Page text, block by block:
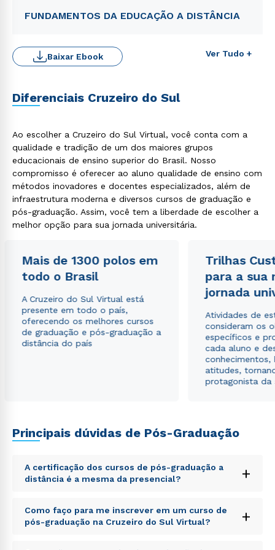
FUNDAMENTOS DA EDUCAÇÃO A DISTÂNCIA
Ver Tudo +
Baixar Ebook
Diferenciais Cruzeiro do Sul
Ao escolher a Cruzeiro do Sul Virtual, você conta com a
qualidade e tradição de um dos maiores grupos
educacionais de ensino superior do Brasil. Nosso
compromisso é oferecer ao aluno qualidade de ensino com
métodos inovadores e docentes especializados, além de
infraestrutura moderna e diversos cursos de graduação e
pós-graduação. Assim, você tem a liberdade de escolher a
melhor opção para sua jornada universitária.
Mais de 1300 polos em
todo o Brasil
A Cruzeiro do Sul Virtual está
presente em todo o país,
oferecendo os melhores cursos
de graduação e pós-graduação a
distância do país
Trilhas
para a sua
jornada
Atividades de
consideram os
específicos e
cada aluno e
conhecimentos,
atitudes,
protagonista da
Principais dúvidas de Pós-Graduação
A certificação dos cursos de pós-graduação a
distância é a mesma da presencial?
+
Sed ut perspiciatis unde omnis iste natus error sit
voluptatem accusantium doloremque laudantium,
totam rem aperiam, eaque ipsa quae ab illo inventore
Como faço para me inscrever em um curso de
pós-graduação na Cruzeiro do Sul Virtual?
+
Rápido e fácil
WhatsApp
ou
Estou de acordo com aPolítica de Privacidade.e
autorizo que meus dados sejam utilizados para o
envio de conteúdos da Cruzeiro do Sul.